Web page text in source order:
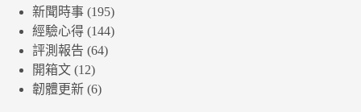
新聞時事 (195)
經驗心得 (144)
評測報告 (64)
開箱文 (12)
韌體更新 (6)